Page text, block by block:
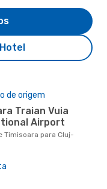
de origem
Airport